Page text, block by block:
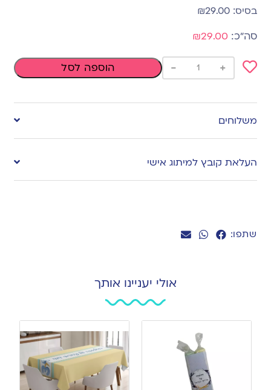
שתפו:
₪29.00
₪29.00
to
wishlist
+
- הוספה לסל
משלוחים
העלאת קובץ למיתוג אישי
אולי יעניינו אותך